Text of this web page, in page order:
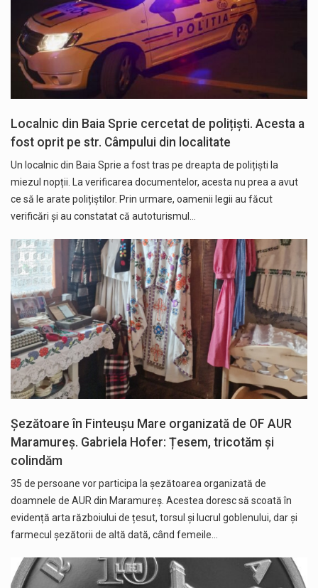
Localnic din Baia Sprie cercetat de polițiști. Acesta a
fost oprit pe str. Câmpului din localitate
Un localnic din Baia Sprie a fost tras pe dreapta de polițiști la
miezul nopții. La verificarea documentelor, acesta nu prea a avut
ce să le arate polițiștilor. Prin urmare, oamenii legii au făcut
verificări și au constatat că autoturismul…
Șezătoare în Finteușu Mare organizată de OF AUR
Maramureș. Gabriela Hofer: Țesem, tricotăm și
colindăm
35 de persoane vor participa la șezătoarea organizată de
doamnele de AUR din Maramureș. Acestea doresc să scoată în
evidență arta războiului de țesut, torsul și lucrul goblenului, dar și
farmecul șezătorii de altă dată, când femeile…